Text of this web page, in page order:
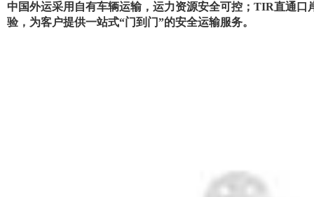
中国外运采用自有车辆运输，运力资源安全可控；TIR直通口
验， 为客户提供一站式“门到门”的安全运输服务。